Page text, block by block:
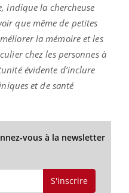
indique la chercheuse
que même de petites
la mémoire et les
chez les personnes à
évidente d’inclure
et de santé
vous à la newsletter
S'inscrire